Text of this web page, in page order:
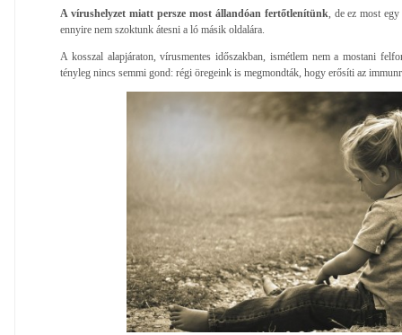
A vírushelyzet miatt persze most állandóan fertőtlenítünk , de ez most
ennyire nem szoktunk átesni a ló másik oldalára.
A kosszal alapjáraton, vírusmentes időszakban, ismétlem nem a mostani
tényleg nincs semmi gond: régi öregeink is megmondták, hogy erősíti az